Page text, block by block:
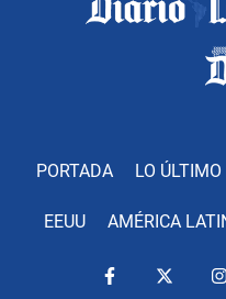
PORTADA LO ÚLTIMO
EEUU AMÉRICA